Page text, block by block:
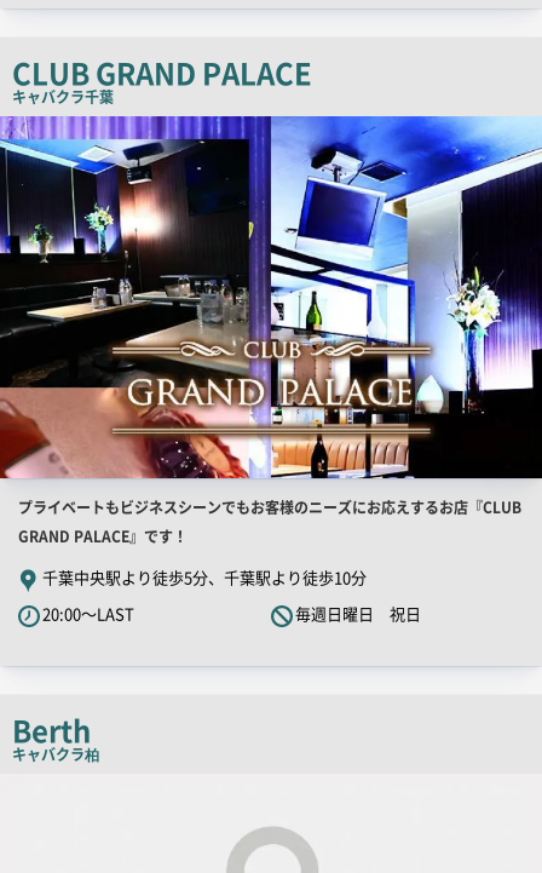
ッ
コ
ピ
ー
CLUB GRAND PALACE
キャバクラ千葉
店
舗
PR
画
像
店
舗
PR
キ
ャ
ピ
ー
プライベートもビジネスシーンでもお客様のニーズにお応えするお店『CLUB
GRAND PALACE』です！
千葉中央駅より徒歩5分、千葉駅より徒歩10分
20:00～LAST
毎週日曜日 祝日
Berth
キャバクラ柏